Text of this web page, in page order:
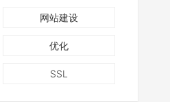
网站建设
优化
SSL